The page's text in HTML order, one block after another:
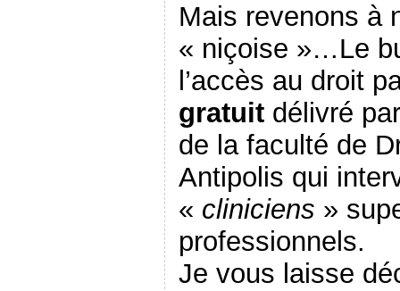
Mais revenons à
« niçoise »…Le
l’accès au droit
gratuitdélivré
de la faculté de
Antipolis qui
« cliniciens »
professionnels.
Je vous laisse